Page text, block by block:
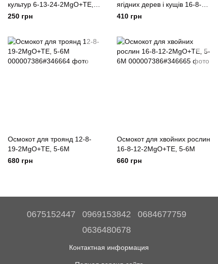
культур 6-13-24-2MgO+TE,
2-3М
250 грн
ягідних дерев і кущів 16-8-
16-5MgO+TE, 5-6М
410 грн
Осмокот для троянд 12-8-
19-2MgO+TE, 5-6М
680 грн
Осмокот для хвойних рослин
16-8-12-2MgO+TE, 5-6М
660 грн
0675152447 0969153842
0684677759
0636480678
Контактная информация